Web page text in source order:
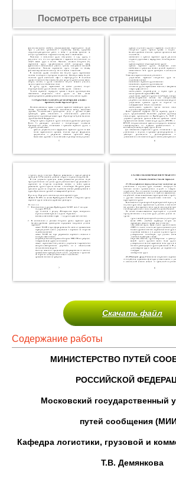
Посмотреть все страницы
Скачать файл
Содержание работы
МИНИСТЕРСТВО ПУТЕЙ
РОССИЙСКОЙ
Московский государственный
путей сообщения
Кафедра логистики, грузовой и
Т.В. Демянкова